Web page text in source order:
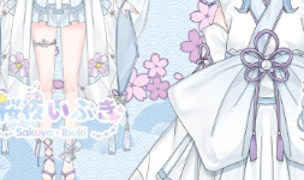
SF/Fantasy
cyber-